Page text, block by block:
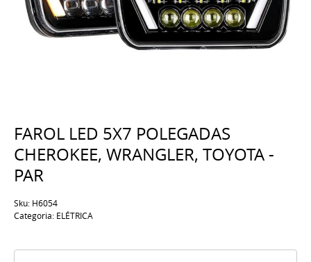
FAROL LED 5X7 POLEGADAS
CHEROKEE, WRANGLER, TOYOTA -
PAR
Sku: H6054
Categoria: ELÉTRICA